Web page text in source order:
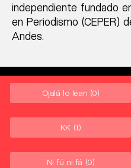
independiente fundado
en Periodismo (CEPER)
Andes.
Ojalá lo lean (0)
KK (1)
Ni fú ni fá (0)